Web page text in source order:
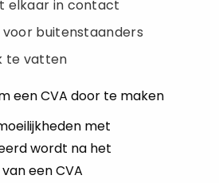
elkaar in contact
voor buitenstaanders
te vatten
een CVA door te maken
met
wordt na het
een CVA